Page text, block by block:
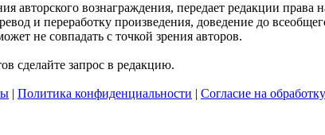
авторского вознаграждения, передает редакции
и переработку произведения, доведение до
не совпадать с точкой зрения авторов.
сделайте запрос в редакцию.
| Политика конфиденциальности | Согласие на